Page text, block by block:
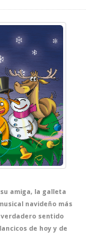
amiga, la galleta
navideño más
sentido
de hoy y de